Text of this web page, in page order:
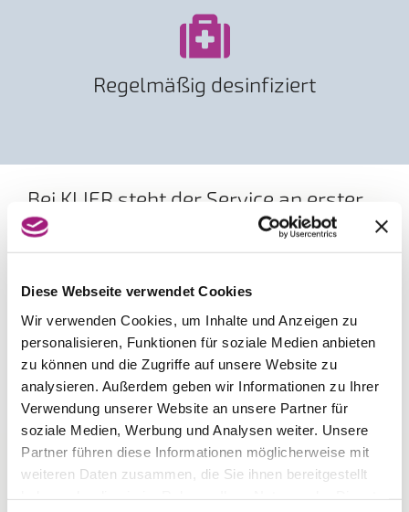
Diese Webseite verwendet Cookies
Wir verwenden Cookies, um Inhalte und Anzeigen zu
personalisieren, Funktionen für soziale Medien anbieten
zu können und die Zugriffe auf unsere Website zu
analysieren. Außerdem geben wir Informationen zu Ihrer
Verwendung unserer Website an unsere Partner für
soziale Medien, Werbung und Analysen weiter. Unsere
Partner führen diese Informationen möglicherweise mit
weiteren Daten zusammen, die Sie ihnen bereitgestellt
Regelmäßig desinfiziert
Bei KLIER steht der Service an erster
Stelle!
Bedienung mit oder ohne Voranmeldung, eine
Kopfmassage nach dem Waschen sind
Alltag und lassen sich von den neuen Frisurentrends
inspirieren. Egal ob kurzes oder langes Haar, blond
oder braun – das Team von KLIER freut sich mit Ihnen
den Look zu finden, der perfekt zu Ihnen passt.